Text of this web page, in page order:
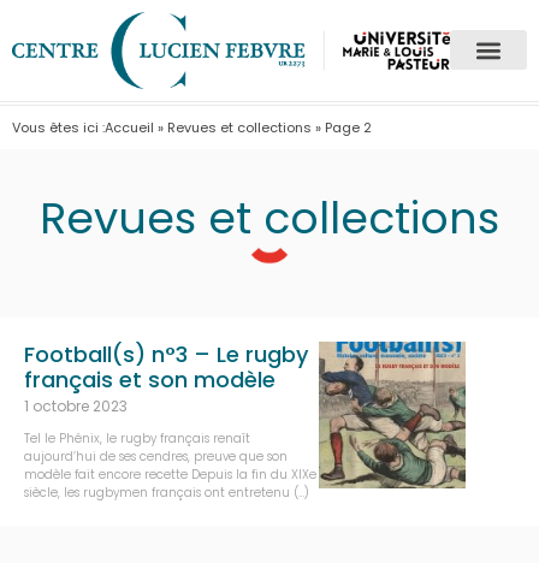
Vous êtes ici :Accueil » Revues et collections » Page 2
Revues et collections
Football(s) n°3 – Le rugby
français et son modèle
1 octobre 2023
Tel le Phénix, le rugby français renaît
aujourd’hui de ses cendres, preuve que son
modèle fait encore recette Depuis la fin du XIXe
siècle, les rugbymen français ont entretenu (…)